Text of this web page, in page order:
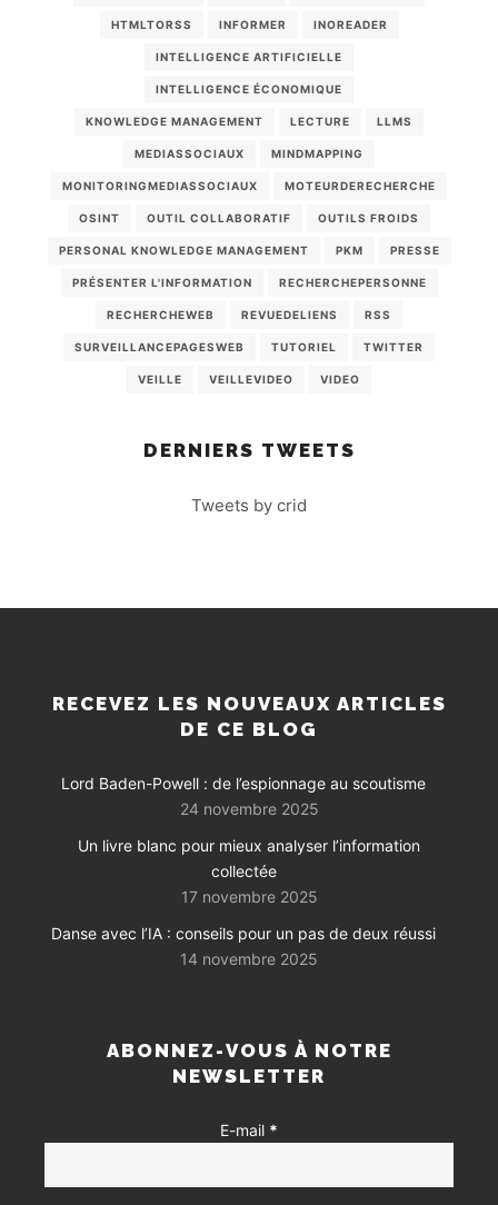
HTMLTORSS INFORMER INOREADER
INTELLIGENCE ARTIFICIELLE
INTELLIGENCE ÉCONOMIQUE
KNOWLEDGE MANAGEMENT LECTURE LLMS
MEDIASSOCIAUX MINDMAPPING
MONITORINGMEDIASSOCIAUX MOTEURDERECHERCHE
OSINT OUTIL COLLABORATIF OUTILS FROIDS
PERSONAL KNOWLEDGE MANAGEMENT PKM PRESSE
PRÉSENTER L'INFORMATION RECHERCHEPERSONNE
RECHERCHEWEB REVUEDELIENS RSS
SURVEILLANCEPAGESWEB TUTORIEL TWITTER
VEILLE VEILLEVIDEO VIDEO
DERNIERS TWEETS
Tweets by crid
RECEVEZ LES NOUVEAUX ARTICLES
DE CE BLOG
Lord Baden-Powell : de l’espionnage au scoutisme
24 novembre 2025
Un livre blanc pour mieux analyser l’information
collectée
17 novembre 2025
Danse avec l’IA : conseils pour un pas de deux réussi
14 novembre 2025
ABONNEZ-VOUS À NOTRE
NEWSLETTER
E-mail *